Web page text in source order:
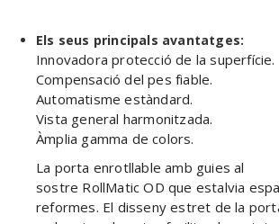
Els seus principals avantatges:
Innovadora protecció de la superfície.
Compensació del pes fiable.
Automatisme estàndard.
Vista general harmonitzada.
Àmplia gamma de colors.
La porta enrotllable amb guies al
sostre RollMatic OD que estalvia
reformes. El disseny estret de la